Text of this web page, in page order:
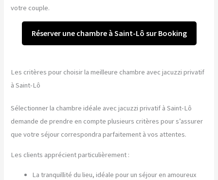
votre couple.
Réserver une chambre à Saint-Lô sur Booking
Les critères pour choisir la meilleure chambre avec jacuzzi privatif
à Saint-Lô
Sélectionner la chambre idéale avec jacuzzi privatif à Saint-Lô
demande de prendre en compte plusieurs critères pour s’assurer
que votre séjour correspondra parfaitement à vos attentes.
Les clients apprécient particulièrement :
La tranquillité du lieu, idéale pour un séjour en amoureux